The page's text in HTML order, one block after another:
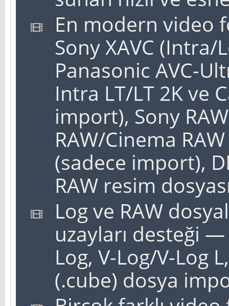
En modern video
Sony XAVC (Intra/
Panasonic AVC-
Intra LT/LT 2K ve
import), Sony
RAW/Cinema
(sadece import),
RAW resim
Log ve RAW
uzayları desteği —
Log, V-Log/V-Log
(.cube) dosya